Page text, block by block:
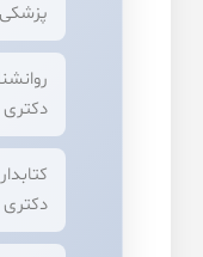
دکتری
دکتری